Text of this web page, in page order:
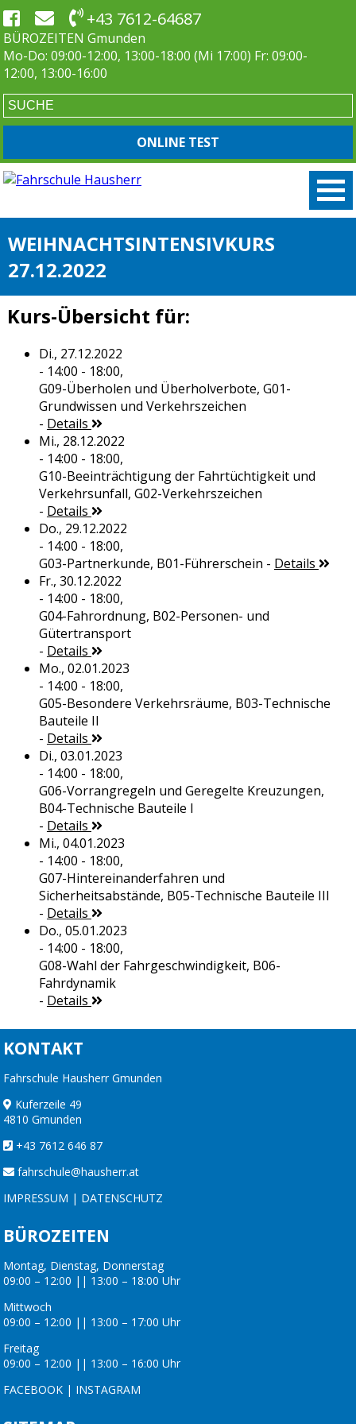
+43 7612-64687
BÜROZEITEN Gmunden
Mo-Do: 09:00-12:00, 13:00-18:00 (Mi 17:00) Fr: 09:00-
12:00, 13:00-16:00
ONLINE TEST
WEIHNACHTSINTENSIVKURS
27.12.2022
Kurs-Übersicht für:
Di., 27.12.2022
- 14:00 - 18:00,
G09-Überholen und Überholverbote, G01-
Grundwissen und Verkehrszeichen
- Details
Mi., 28.12.2022
- 14:00 - 18:00,
G10-Beeinträchtigung der Fahrtüchtigkeit und
Verkehrsunfall, G02-Verkehrszeichen
- Details
Do., 29.12.2022
- 14:00 - 18:00,
G03-Partnerkunde, B01-Führerschein - Details
Fr., 30.12.2022
- 14:00 - 18:00,
G04-Fahrordnung, B02-Personen- und
Gütertransport
- Details
Mo., 02.01.2023
- 14:00 - 18:00,
G05-Besondere Verkehrsräume, B03-Technische
Bauteile II
- Details
Di., 03.01.2023
- 14:00 - 18:00,
G06-Vorrangregeln und Geregelte Kreuzungen,
B04-Technische Bauteile I
- Details
Mi., 04.01.2023
- 14:00 - 18:00,
G07-Hintereinanderfahren und
Sicherheitsabstände, B05-Technische Bauteile III
- Details
Do., 05.01.2023
- 14:00 - 18:00,
G08-Wahl der Fahrgeschwindigkeit, B06-
Fahrdynamik
- Details
KONTAKT
Fahrschule Hausherr Gmunden
Kuferzeile 49
4810 Gmunden
+43 7612 646 87
fahrschule@hausherr.at
IMPRESSUM | DATENSCHUTZ
BÜROZEITEN
Montag, Dienstag, Donnerstag
09:00 – 12:00 || 13:00 – 18:00 Uhr
Mittwoch
09:00 – 12:00 || 13:00 – 17:00 Uhr
Freitag
09:00 – 12:00 || 13:00 – 16:00 Uhr
FACEBOOK | INSTAGRAM